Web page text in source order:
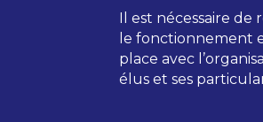
Il est nécessaire de
le fonctionnement
place avec
élus et ses